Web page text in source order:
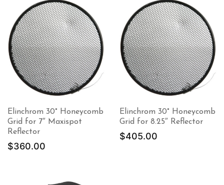
Elinchrom 30° Honeycomb
Grid for 7″ Maxispot
Reflector
$360.00
Elinchrom 30° Honeycomb
Grid for 8.25″ Reflector
$405.00